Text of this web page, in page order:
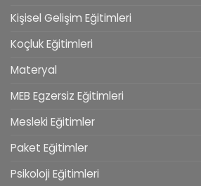
Kişisel Gelişim Eğitimleri
Koçluk Eğitimleri
Materyal
MEB Egzersiz Eğitimleri
Mesleki Eğitimler
Paket Eğitimler
Psikoloji Eğitimleri